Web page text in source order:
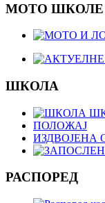
МОТО ШКОЛЕ
ШКОЛА
ПОЛОЖАЈ
ИЗДВОЈЕНА
РАСПОРЕД